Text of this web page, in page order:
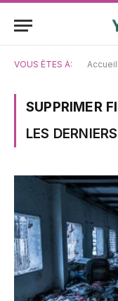
VOUS ÊTES À: Accueil
SUPPRIMER
LES